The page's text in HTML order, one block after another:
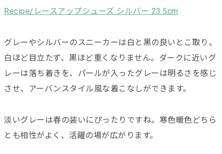
Recipe/レースアップシューズ シルバー 23.5cm
グレーやシルバーのスニーカーは白と黒の良いとこ取り。
白ほど目立たず、黒ほど重くなりません。ダークに近いグ
レーは落ち着きを、パールが入ったグレーは明るさを感じ
させ、アーバンスタイル風な着こなしができます。
淡いグレーは春の装いにぴったりですね。寒色暖色どちら
とも相性がよく、活躍の場が広がります。